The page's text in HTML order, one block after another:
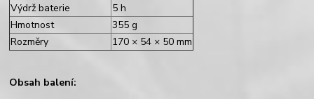
Výdrž baterie
5 h
Hmotnost
355 g
Rozměry
170 × 54 × 50 mm
Obsah balení: